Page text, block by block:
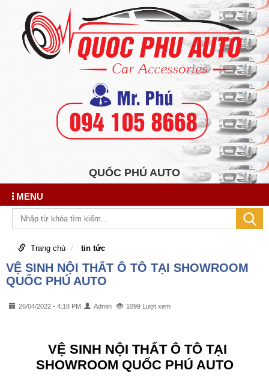
QUỐC PHÚ AUTO
MENU
Trang chủ tin tức
VỆ SINH NỘI THẤT Ô TÔ TẠI SHOWROOM
QUỐC PHÚ AUTO
26/04/2022 - 4:18 PM Admin 1099 Lượt xem
VỆ SINH NỘI THẤT Ô TÔ TẠI
SHOWROOM QUỐC PHÚ AUTO